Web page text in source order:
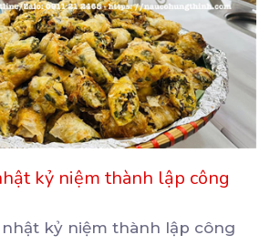
kỷ niệm thành lập công
kỷ niệm thành lập công